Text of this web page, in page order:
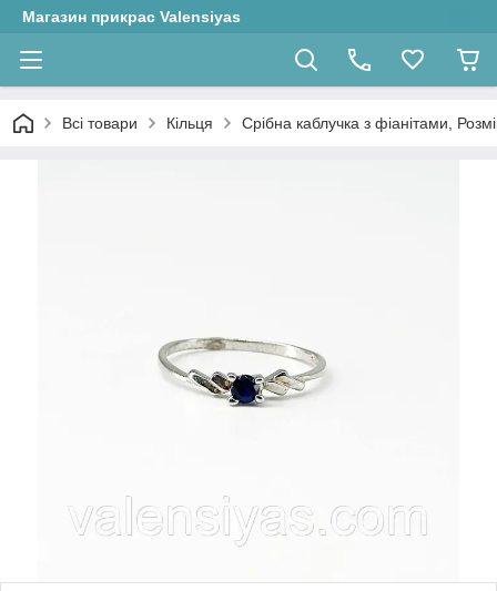
Магазин прикрас Valensiyas
Всі товари Кільця Срібна каблучка з фіанітами,